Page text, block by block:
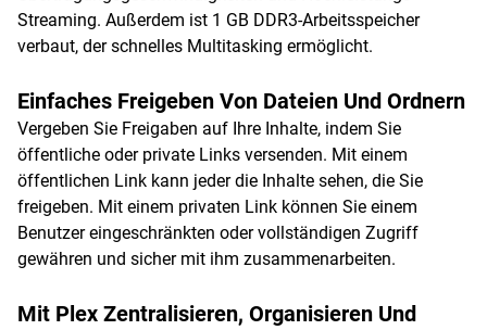
Streaming. Außerdem ist 1 GB DDR3-Arbeitsspeicher
verbaut, der schnelles Multitasking ermöglicht.
Einfaches Freigeben Von Dateien Und Ordnern
Vergeben Sie Freigaben auf Ihre Inhalte, indem Sie
öffentliche oder private Links versenden. Mit einem
öffentlichen Link kann jeder die Inhalte sehen, die Sie
freigeben. Mit einem privaten Link können Sie einem
Benutzer eingeschränkten oder vollständigen Zugriff
gewähren und sicher mit ihm zusammenarbeiten.
Mit Plex Zentralisieren, Organisieren Und